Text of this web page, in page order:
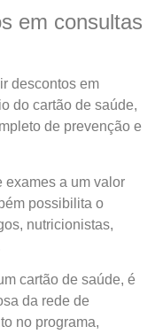
em consultas
descontos em
do cartão de saúde,
de prevenção e
exames a um valor
possibilita o
nutricionistas,
cartão de saúde, é
da rede de
no programa,